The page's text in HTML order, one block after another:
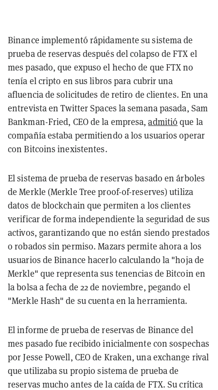
Binance implementó rápidamente su sistema de
prueba de reservas después del colapso de FTX el
mes pasado, que expuso el hecho de que FTX no
tenía el cripto en sus libros para cubrir una
afluencia de solicitudes de retiro de clientes. En una
entrevista en Twitter Spaces la semana pasada, Sam
Bankman-Fried, CEO de la empresa,admitió que la
compañía estaba permitiendo a los usuarios operar
con Bitcoins inexistentes.
El sistema de prueba de reservas basado en árboles
de Merkle (Merkle Tree proof-of-reserves) utiliza
datos de blockchain que permiten a los clientes
verificar de forma independiente la seguridad de sus
activos, garantizando que no están siendo prestados
o robados sin permiso. Mazars permite ahora a los
usuarios de Binance hacerlo calculando la "hoja de
Merkle" que representa sus tenencias de Bitcoin en
la bolsa a fecha de 22 de noviembre, pegando el
"Merkle Hash" de su cuenta en la herramienta.
El informe de prueba de reservas de Binance del
mes pasado fue recibido inicialmente con sospechas
por Jesse Powell, CEO de Kraken, una exchange rival
que utilizaba su propio sistema de prueba de
reservas mucho antes de la caída de FTX. Su crítica